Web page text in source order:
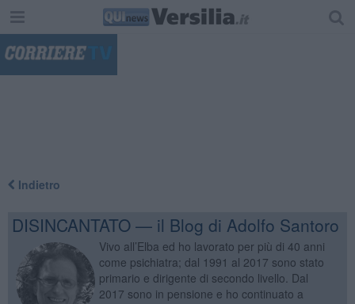
Indietro
DISINCANTATO — il Blog di Adolfo Santoro
Vivo all’Elba ed ho lavorato per più di 40 anni
come psichiatra; dal 1991 al 2017 sono stato
primario e dirigente di secondo livello. Dal
2017 sono in pensione e ho continuato a